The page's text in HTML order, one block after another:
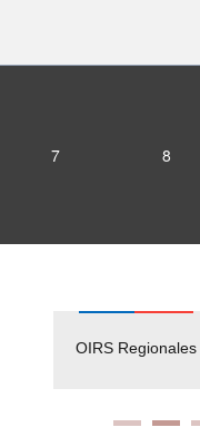
7 8
OIRS Regionales